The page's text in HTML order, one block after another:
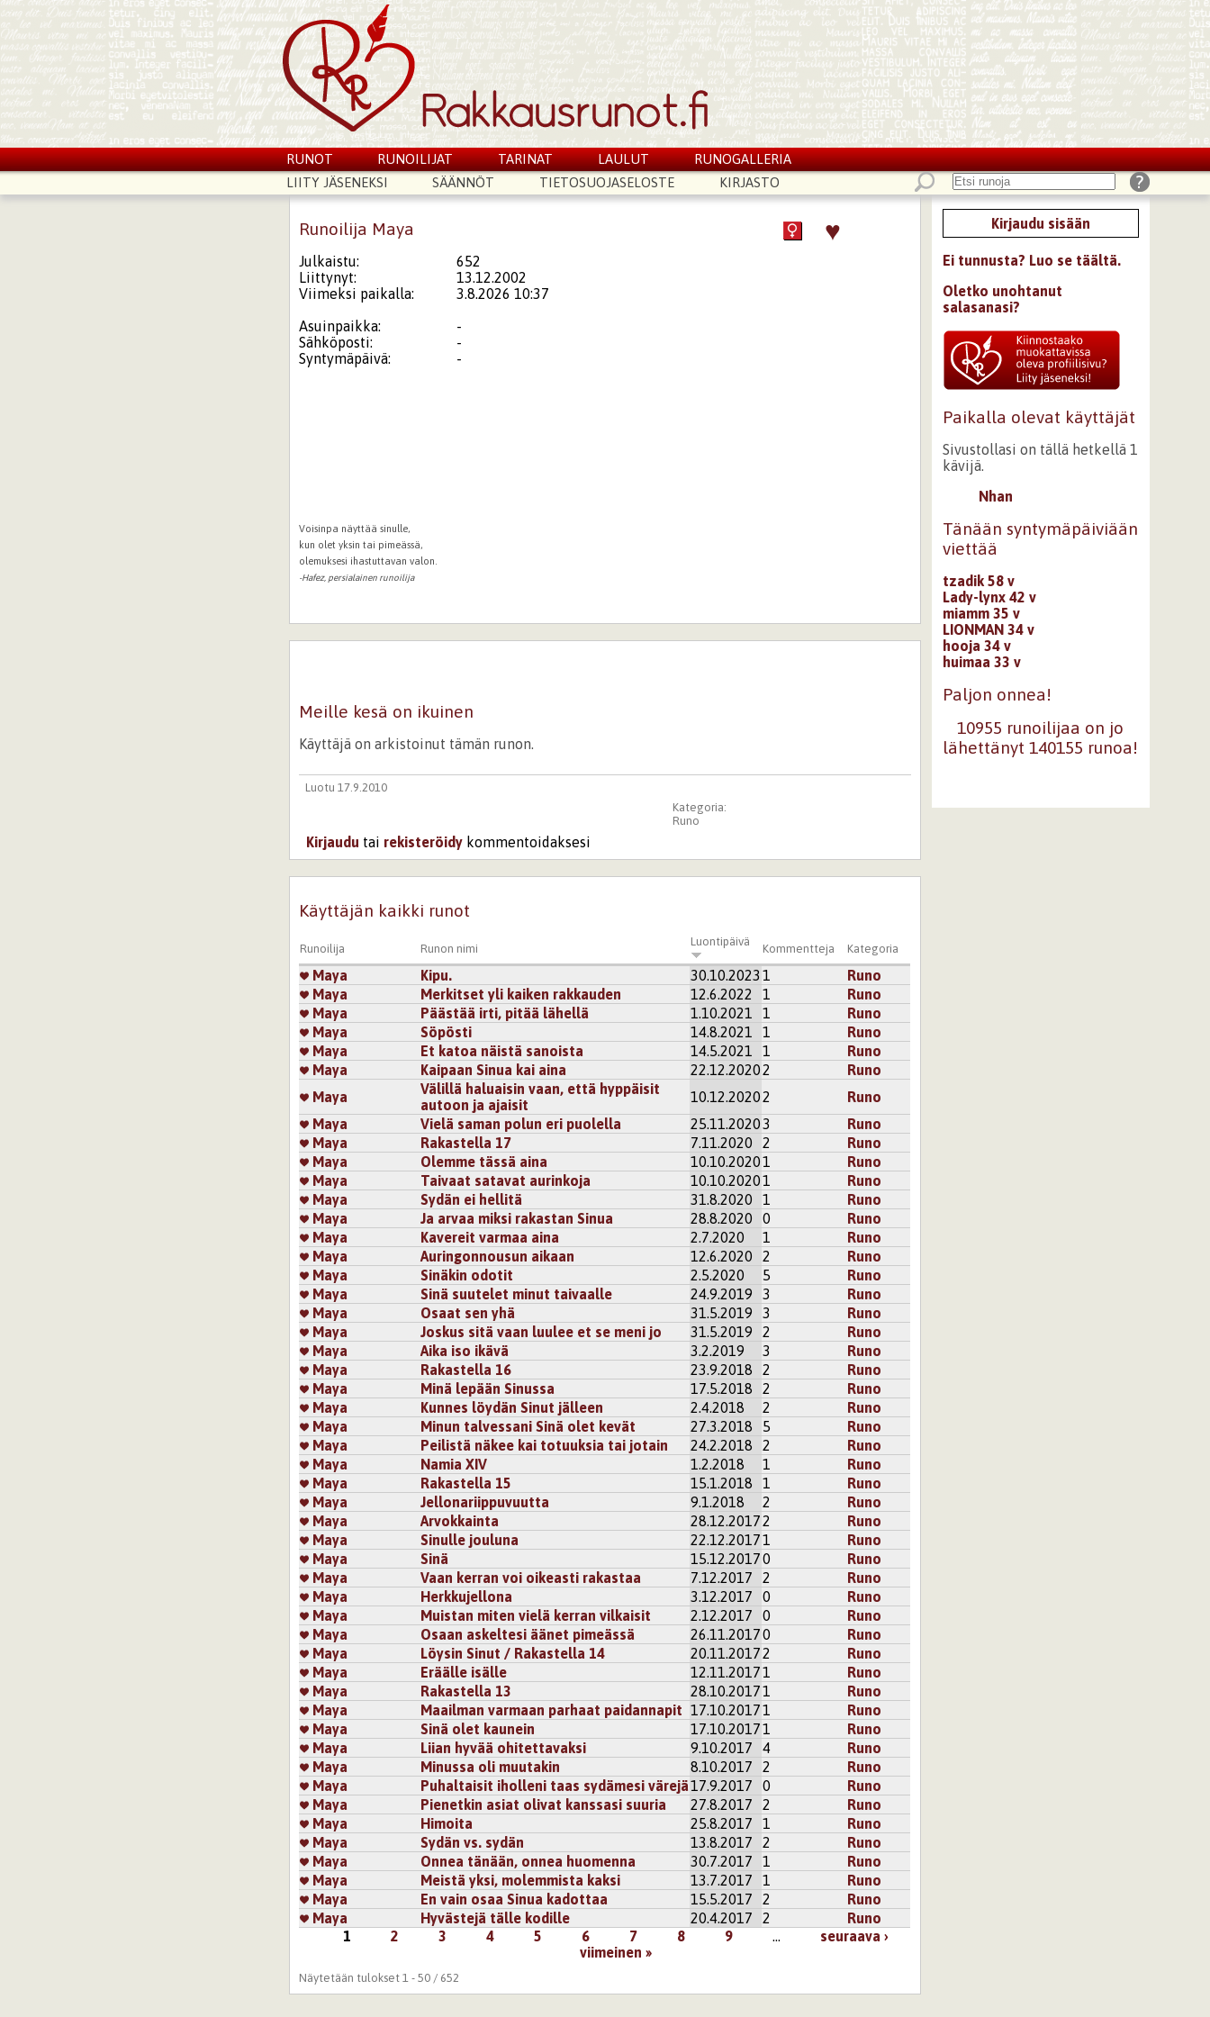
RUNOT RUNOILIJAT TARINAT LAULUT
RUNOGALLERIA
LIITY JÄSENEKSI
SÄÄNNÖT TIETOSUOJASELOSTE KIRJASTO
Runoilija Maya ♥
Julkaistu:
652
Liittynyt:
13.12.2002
Viimeksi paikalla:
3.8.2026 10:37
Asuinpaikka:
-
Sähköposti:
-
Syntymäpäivä:
-
Voisinpa näyttää sinulle,
kun olet yksin tai pimeässä,
olemuksesi ihastuttavan valon.
-Hafez, persialainen runoilija
Meille kesä on ikuinen
Käyttäjä on arkistoinut tämän runon.
Luotu 17.9.2010
Kategoria:
Runo
Kirjaudu tai rekisteröidy kommentoidaksesi
Käyttäjän kaikki runot
Runoilija Runon nimi
Luontipäivä
Kommentteja Kategoria
Maya Kipu. 30.10.2023 1
Runo
Maya
Merkitset yli kaiken rakkauden 12.6.2022 1
Runo
Maya
Päästää irti, pitää lähellä 1.10.2021 1
Runo
Maya
Söpösti 14.8.2021 1
Runo
Maya
Et katoa näistä sanoista 14.5.2021 1
Runo
Maya
Kaipaan Sinua kai aina 22.12.20202
Runo
Maya
Välillä haluaisin vaan, että hyppäisit
autoon ja ajaisit
10.12.20202
Runo
Maya
Vielä saman polun eri puolella 25.11.20203
Runo
Maya
Rakastella 17 7.11.2020 2
Runo
Maya
Olemme tässä aina 10.10.20201
Runo
Maya
Taivaat satavat aurinkoja 10.10.20201
Runo
Maya
Sydän ei hellitä 31.8.2020 1
Runo
Maya
Ja arvaa miksi rakastan Sinua 28.8.2020 0
Runo
Maya
Kavereit varmaa aina 2.7.2020 1
Runo
Maya
Auringonnousun aikaan 12.6.2020 2
Runo
Maya
Sinäkin odotit 2.5.2020 5
Runo
Maya
Sinä suutelet minut taivaalle 24.9.2019 3
Runo
Maya
Osaat sen yhä 31.5.2019 3
Runo
Maya
Joskus sitä vaan luulee et se meni jo 31.5.2019 2
Runo
Maya
Aika iso ikävä 3.2.2019 3
Runo
Maya
Rakastella 16 23.9.2018 2
Runo
Maya
Minä lepään Sinussa 17.5.2018 2
Runo
Maya
Kunnes löydän Sinut jälleen 2.4.2018 2
Runo
Maya
Minun talvessani Sinä olet kevät 27.3.2018 5
Runo
Maya
Peilistä näkee kai totuuksia tai jotain 24.2.2018 2
Runo
Maya
Namia XIV 1.2.2018 1
Runo
Maya
Rakastella 15 15.1.2018 1
Runo
Maya
Jellonariippuvuutta 9.1.2018 2
Runo
Maya
Arvokkainta 28.12.20172
Runo
Maya
Sinulle jouluna 22.12.20171
Runo
Maya
Sinä 15.12.20170
Runo
Maya
Vaan kerran voi oikeasti rakastaa 7.12.2017 2
Runo
Maya
Herkkujellona 3.12.2017 0
Runo
Maya
Muistan miten vielä kerran vilkaisit 2.12.2017 0
Runo
Maya
Osaan askeltesi äänet pimeässä 26.11.20170
Runo
Maya
Löysin Sinut / Rakastella 14 20.11.20172
Runo
Maya
Eräälle isälle 12.11.20171
Runo
Maya
Rakastella 13 28.10.20171
Runo
Maya
Maailman varmaan parhaat paidannapit 17.10.20171
Runo
Maya
Sinä olet kaunein 17.10.20171
Runo
Maya
Liian hyvää ohitettavaksi 9.10.2017 4
Runo
Maya
Minussa oli muutakin 8.10.2017 2
Runo
Maya
Puhaltaisit iholleni taas sydämesi värejä17.9.2017 0
Runo
Maya
Pienetkin asiat olivat kanssasi suuria 27.8.2017 2
Runo
Maya
Himoita 25.8.2017 1
Runo
Maya
Sydän vs. sydän 13.8.2017 2
Runo
Maya
Onnea tänään, onnea huomenna 30.7.2017 1
Runo
Maya
Meistä yksi, molemmista kaksi 13.7.2017 1
Runo
Maya
En vain osaa Sinua kadottaa 15.5.2017 2
Runo
Maya
Hyvästejä tälle kodille 20.4.2017 2 Runo
1 2 3 4 5 6 7 8 9 …
seuraava ›
viimeinen »
Näytetään tulokset 1 - 50 / 652
Kirjaudu sisään
Ei tunnusta? Luo se täältä.
Oletko unohtanut
salasanasi?
Paikalla olevat käyttäjät
Sivustollasi on tällä hetkellä 1
kävijä.
Nhan
Tänään syntymäpäiviään
viettää
tzadik 58 v
Lady-lynx 42 v
miamm 35 v
LIONMAN 34 v
hooja 34 v
huimaa 33 v
Paljon onnea!
10955 runoilijaa on jo
lähettänyt 140155 runoa!